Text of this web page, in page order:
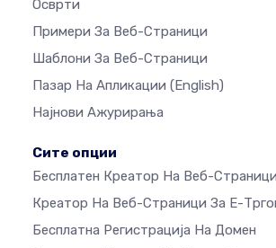
Осврти
Примери За Веб-Страници
Шаблони За Веб-Страници
Пазар На Апликации (English)
Најнови Ажурирања
Сите опции
Бесплатен Креатор На Веб-Страници
Креатор На Веб-Страници За Е-
Бесплатна Регистрација На Домен